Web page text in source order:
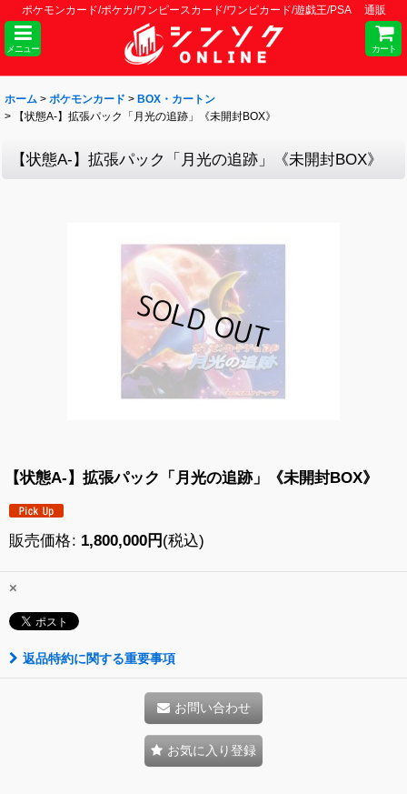
ポケモンカード/ポケカ/ワンピースカード/ワンピカード/遊戯王/PSA 通販
メニュー カート
ホーム > ポケモンカード > BOX・カートン
>
【状態A-】拡張パック「月光の追跡」《未開封BOX》
【状態A-】拡張パック「月光の追跡」《未開封BOX》
【状態A-】拡張パック「月光の追跡」《未開封BOX》
販売価格: 1,800,000円 (税込)
×
返品特約に関する重要事項
お問い合わせ
お気に入り登録